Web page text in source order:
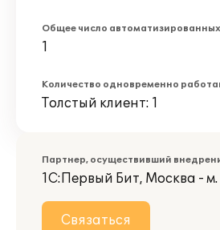
Общее число
1
Количество одновременно
Толстый клиент: 1
Партнер, осуществивший
1С:Первый Бит, Москва -
Связаться